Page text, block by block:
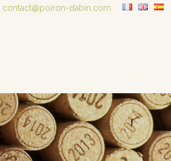
contact@poiron-dabin.com